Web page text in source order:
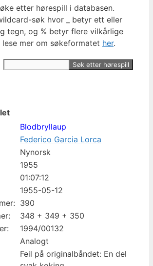
etter hørespill i databasen.
søk hvor _ betyr ett eller
tegn, og % betyr flere vilkårlige
lese mer om søkeformatet her.
Blodbryllaup
Federico Garcia Lorca
Nynorsk
1955
01:07:12
1955-05-12
390
348 + 349 + 350
1994/00132
Analogt
Feil på originalbåndet: En del